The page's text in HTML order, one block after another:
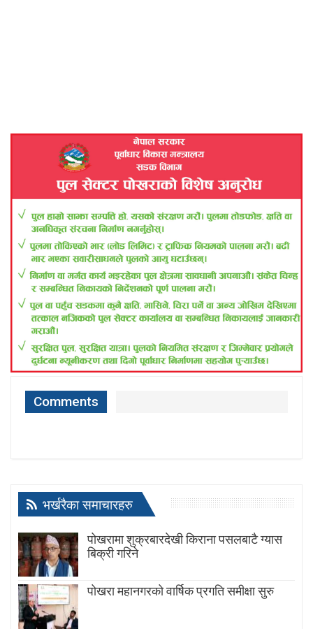
Comments
भर्खरैका समाचारहरु
पोखरामा शुक्रबारदेखी किराना पसलबाटै ग्यास
बिक्री गरिने
पोखरा महानगरको वार्षिक प्रगति समीक्षा सुरु